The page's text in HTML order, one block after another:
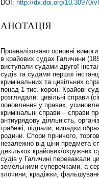
DOI: http://dx.doi.org/10.30970/
АНОТАЦІЯ
Проаналізовано основні
в крайових судах Галичини
виступали судами другої
судів та судами першої
кримінальних та цивільних
понад 1 тис. корон. Крайові
розглядали: цивільні справи
поновлення у правах,
кримінальні справи – справи
антиурядову діяльність,
грабежі, підпали, випадки
родини. Спори гірничого,
незалежно від ціни предмета
декількох крайових/окружних
судів у Галичині переважали
земельними суперечками, а
злочини, крадіжки,